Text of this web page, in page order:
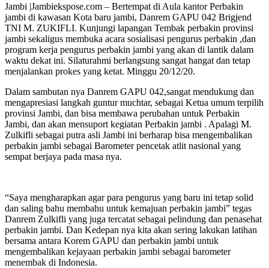
Jambi |Jambiekspose.com – Bertempat di Aula kantor Perbakin
jambi di kawasan Kota baru jambi, Danrem GAPU 042 Brigjend
TNI M. ZUKIFLI. Kunjungi lapangan Tembak perbakin provinsi
jambi sekaligus membuka acara sosialisasi pengurus perbakin ,dan
program kerja pengurus perbakin jambi yang akan di lantik dalam
waktu dekat ini. Silaturahmi berlangsung sangat hangat dan tetap
menjalankan prokes yang ketat. Minggu 20/12/20.
Dalam sambutan nya Danrem GAPU 042,sangat mendukung dan
mengapresiasi langkah guntur muchtar, sebagai Ketua umum terpilih
provinsi Jambi, dan bisa membawa perubahan untuk Perbakin
Jambi, dan akan mensuport kegiatan Perbakin jambi . Apalagi M.
Zulkifli sebagai putra asli Jambi ini berharap bisa mengembalikan
perbakin jambi sebagai Barometer pencetak atlit nasional yang
sempat berjaya pada masa nya.
“Saya mengharapkan agar para pengurus yang baru ini tetap solid
dan saling bahu membahu untuk kemajuan perbakin jambi” tegas
Danrem Zulkifli yang juga tercatat sebagai pelindung dan penasehat
perbakin jambi. Dan Kedepan nya kita akan sering lakukan latihan
bersama antara Korem GAPU dan perbakin jambi untuk
mengembalikan kejayaan perbakin jambi sebagai barometer
menembak di Indonesia.